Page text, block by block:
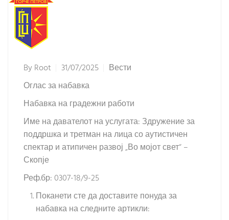
ByRoot 31/07/2025
Вести
Оглас за набавка
Набавка на градежни работи
Име на давателот на услугата: Здружение за
поддршка и третман на лица со аутистичен
спектар и атипичен развој „Во мојот свет“ –
Скопје
Реф.бр: 0307-18/9-25
Поканети сте да доставите понуда за
набавка на следните артикли: